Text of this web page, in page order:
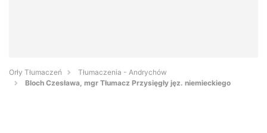
Orły Tłumaczeń
Tłumaczenia - Andrychów
Bloch Czesława, mgr Tłumacz Przysięgły jęz. niemieckiego